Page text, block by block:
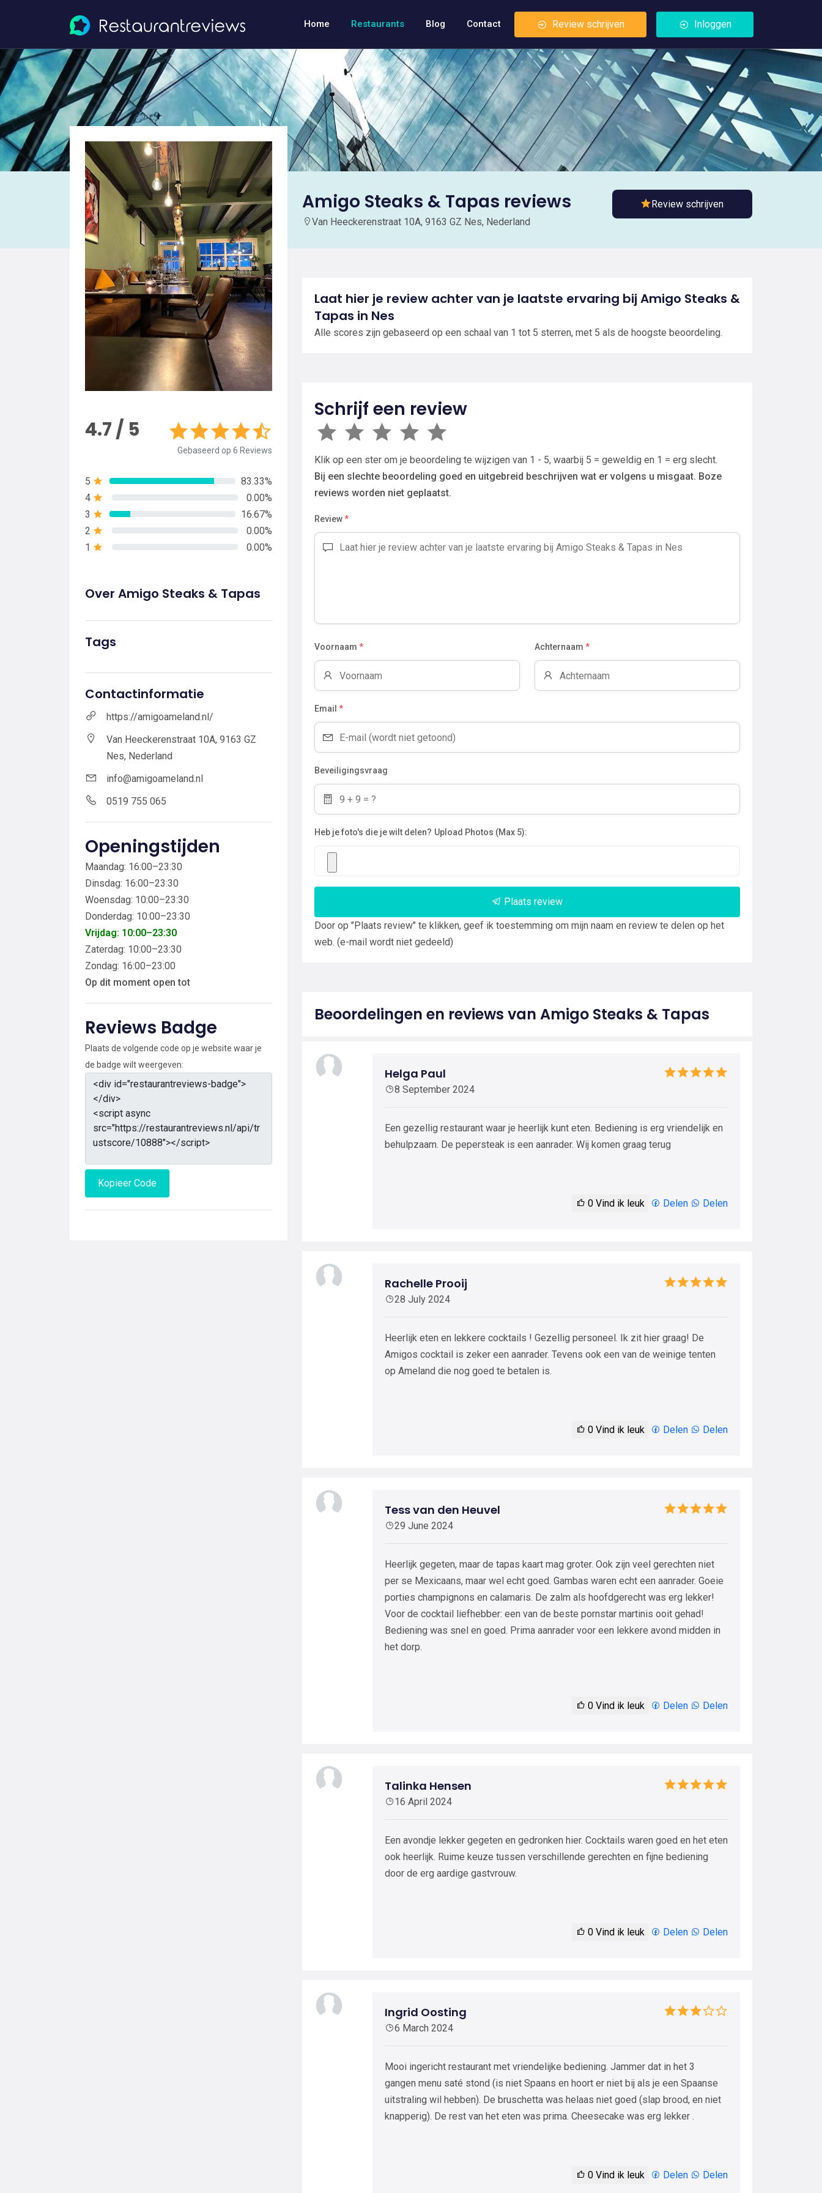
Home Restaurants Blog Contact Review schrijven Inloggen
Amigo Steaks & Tapas reviews
Van Heeckerenstraat 10A, 9163 GZ Nes, Nederland
Review schrijven
4.7 / 5
Gebaseerd op 6 Reviews
5
83.33%
4
0.00%
3
16.67%
2
0.00%
1
0.00%
Over Amigo Steaks & Tapas
Tags
Contactinformatie
https://amigoameland.nl/
Van Heeckerenstraat 10A, 9163 GZ
Nes, Nederland
info@amigoameland.nl
0519 755 065
Openingstijden
Maandag: 16:00–23:30
Dinsdag: 16:00–23:30
Woensdag: 10:00–23:30
Donderdag: 10:00–23:30
Vrijdag: 10:00–23:30
Zaterdag: 10:00–23:30
Zondag: 16:00–23:00
Op dit moment open tot
Reviews Badge
Plaats de volgende code op je website waar je
de badge wilt weergeven:
Kopieer Code
Laat hier je review achter van je laatste ervaring bij Amigo Steaks &
Tapas in Nes
Alle scores zijn gebaseerd op een schaal van 1 tot 5 sterren, met 5 als de hoogste beoordeling.
Schrijf een review
Klik op een ster om je beoordeling te wijzigen van 1 - 5, waarbij 5 = geweldig en 1 = erg slecht.
Bij een slechte beoordeling goed en uitgebreid beschrijven wat er volgens u misgaat. Boze
reviews worden niet geplaatst.
Review*
Voornaam * Achternaam *
Email *
Beveiligingsvraag
Heb je foto's die je wilt delen? Upload Photos (Max 5):
Plaats review
Door op "Plaats review" te klikken, geef ik toestemming om mijn naam en review te delen op het
web. (e-mail wordt niet gedeeld)
Beoordelingen en reviews van Amigo Steaks & Tapas
Helga Paul
8 September 2024
Een gezellig restaurant waar je heerlijk kunt eten. Bediening is erg vriendelijk en
behulpzaam. De pepersteak is een aanrader. Wij komen graag terug
0 Vind ik leuk Delen Delen
Rachelle Prooij
28 July 2024
Heerlijk eten en lekkere cocktails ! Gezellig personeel. Ik zit hier graag! De
Amigos cocktail is zeker een aanrader. Tevens ook een van de weinige tenten
op Ameland die nog goed te betalen is.
0 Vind ik leuk Delen Delen
Tess van den Heuvel
29 June 2024
Heerlijk gegeten, maar de tapas kaart mag groter. Ook zijn veel gerechten niet
per se Mexicaans, maar wel echt goed. Gambas waren echt een aanrader. Goeie
porties champignons en calamaris. De zalm als hoofdgerecht was erg lekker!
Voor de cocktail liefhebber: een van de beste pornstar martinis ooit gehad!
Bediening was snel en goed. Prima aanrader voor een lekkere avond midden in
het dorp.
0 Vind ik leuk Delen Delen
Talinka Hensen
16 April 2024
Een avondje lekker gegeten en gedronken hier. Cocktails waren goed en het eten
ook heerlijk. Ruime keuze tussen verschillende gerechten en fijne bediening
door de erg aardige gastvrouw.
0 Vind ik leuk Delen Delen
Ingrid Oosting
6 March 2024
Mooi ingericht restaurant met vriendelijke bediening. Jammer dat in het 3
gangen menu saté stond (is niet Spaans en hoort er niet bij als je een Spaanse
uitstraling wil hebben). De bruschetta was helaas niet goed (slap brood, en niet
knapperig). De rest van het eten was prima. Cheesecake was erg lekker .
0 Vind ik leuk Delen Delen